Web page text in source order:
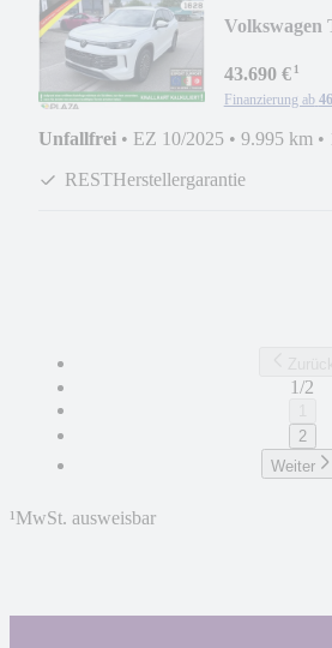
Volkswagen
43.690 €¹
Finanzierung ab
Unfallfrei • EZ 10/2025 • 9.995 km •
RESTHerstellergarantie
1/2
2
Weiter
¹MwSt. ausweisbar